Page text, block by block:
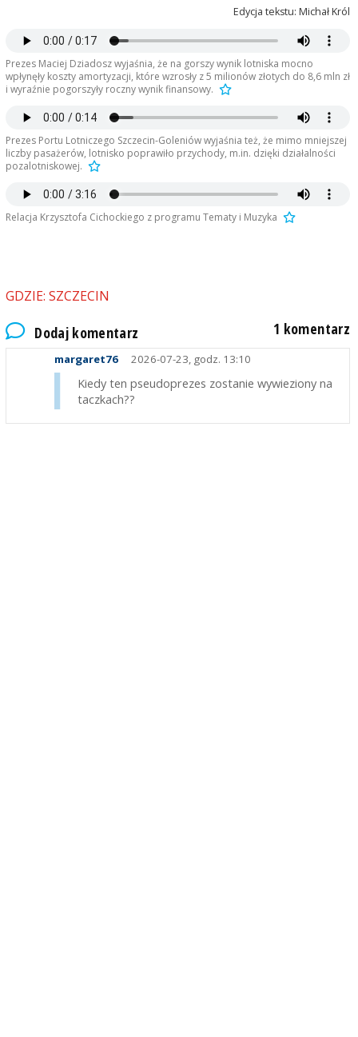
Edycja tekstu: Michał Król
Prezes Maciej Dziadosz wyjaśnia, że na gorszy wynik lotniska mocno
wpłynęły koszty amortyzacji, które wzrosły z 5 milionów złotych do 8,6 mln zł
i wyraźnie pogorszyły roczny wynik finansowy.
Prezes Portu Lotniczego Szczecin-Goleniów wyjaśnia też, że mimo mniejszej
liczby pasażerów, lotnisko poprawiło przychody, m.in. dzięki działalności
pozalotniskowej.
Relacja Krzysztofa Cichockiego z programu Tematy i Muzyka
GDZIE: SZCZECIN
Dodaj komentarz 1 komentarz
margaret76 2026-07-23, godz. 13:10
Kiedy ten pseudoprezes zostanie wywieziony na
taczkach??